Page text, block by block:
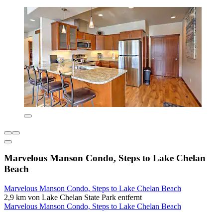
Marvelous Manson Condo, Steps to Lake Chelan
Beach
Marvelous Manson Condo, Steps to Lake Chelan Beach
2,9 km von Lake Chelan State Park entfernt
Marvelous Manson Condo, Steps to Lake Chelan Beach